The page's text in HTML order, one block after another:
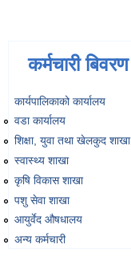
कर्मचारी बिवरण
कार्यपालिकाको कार्यालय
वडा कार्यालय
शिक्षा, युवा तथा खेलकुद शाखा
स्वास्थ्य शाखा
कृषि विकास शाखा
पशु सेवा शाखा
आयुर्वेद औषधालय
अन्य कर्मचारी